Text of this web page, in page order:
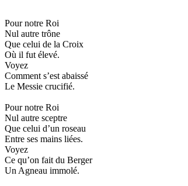
Pour notre Roi
Nul autre trône
Que celui de la Croix
Où il fut élevé.
Voyez
Comment s’est abaissé
Le Messie crucifié.
Pour notre Roi
Nul autre sceptre
Que celui d’un roseau
Entre ses mains liées.
Voyez
Ce qu’on fait du Berger
Un Agneau immolé.